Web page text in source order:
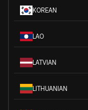
KOREAN
LAO
LATVIAN
LITHUANIAN